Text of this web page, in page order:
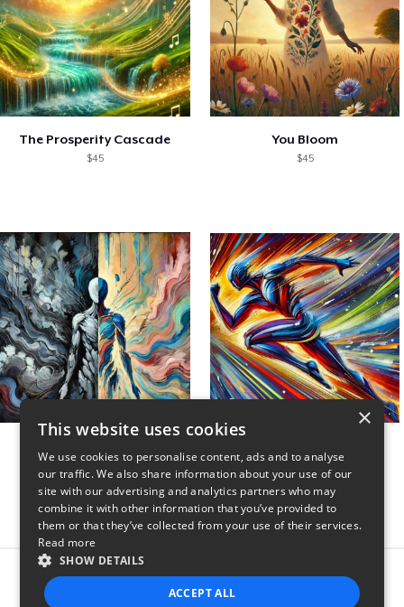
The Prosperity Cascade
$45
You Bloom
$45
Report this product
×
This website uses cookies
We use cookies to personalise content, ads and to analyse
our traffic. We also share information about your use of our
site with our advertising and analytics partners who may
combine it with other information that you’ve provided to
them or that they’ve collected from your use of their services.
Read more
SHOW DETAILS
ACCEPT ALL